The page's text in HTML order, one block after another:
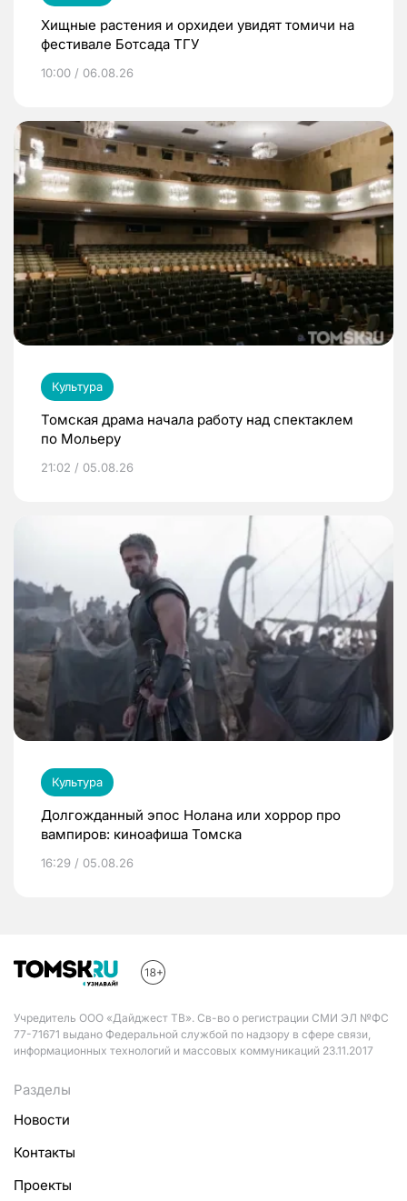
Хищные растения и орхидеи увидят томичи на
фестивале Ботсада ТГУ
10:00 / 06.08.26
Культура
Томская драма начала работу над спектаклем
по Мольеру
21:02 / 05.08.26
Культура
Долгожданный эпос Нолана или хоррор про
вампиров: киноафиша Томска
16:29 / 05.08.26
Учредитель ООО «Дайджест ТВ». Св-во о регистрации СМИ ЭЛ №ФС
77-71671 выдано Федеральной службой по надзору в сфере связи,
информационных технологий и массовых коммуникаций 23.11.2017
Разделы
Новости
Контакты
Проекты